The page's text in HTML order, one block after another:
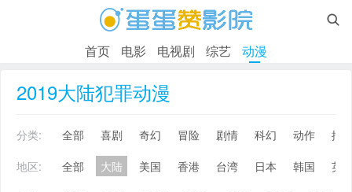

首页 电影 电视剧 综艺 动漫
2019大陆犯罪动漫
分类: 全部 喜剧 奇幻 冒险 剧情 科幻 动作
搞
地区:
全部 大陆 美国 香港 台湾 日本 韩国
英